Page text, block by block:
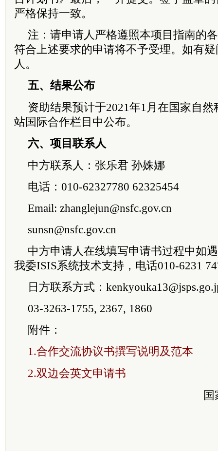
严格保持一致。
注：请申请人严格遵照本项目指南的
符合上述要求的申请将不予受理。如有
人。
五、结果公布
资助结果预计于2021年1月在国家自然
站国际合作栏目中公布。
六、项目联系人
中方联系人：张乐君 孙姝娜
电话：010-62327780 62325454
Email: zhanglejun@nsfc.gov.cn
sunsn@nsfc.gov.cn
中方申请人在线填写申请书过程中如
我委ISIS系统技术支持，电话010-6231
日方联系方式：
03-3263-1755, 2367, 1860
附件：
1.合作交流协议书撰写说明及范本
2.双边会英文申请书
国